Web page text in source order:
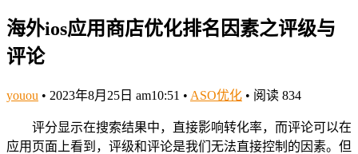
海外ios应用商店优化排名因素之评级与
评论
youou • 2023年8月25日 am10:51 • ASO优化 • 阅读 834
评分显示在搜索结果中，直接影响转化率，而评论可以在
应用页面上看到，评级和评论是我们无法直接控制的因素。但